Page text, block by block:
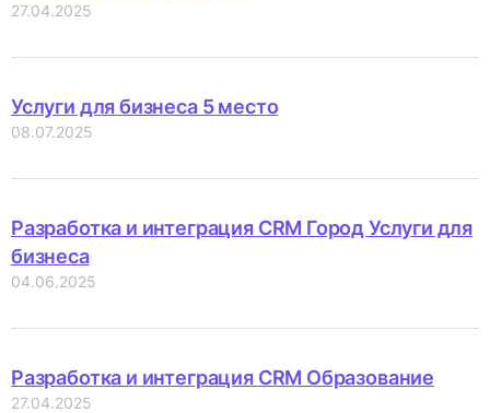
27.04.2025
Услуги для бизнеса 5 место
08.07.2025
Разработка и интеграция CRM Город Услуги для
бизнеса
04.06.2025
Разработка и интеграция CRM Образование
27.04.2025